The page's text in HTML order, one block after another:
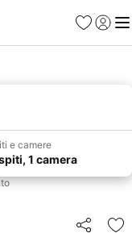
PreferitiAccedi
e camere
1 camera
Condividi